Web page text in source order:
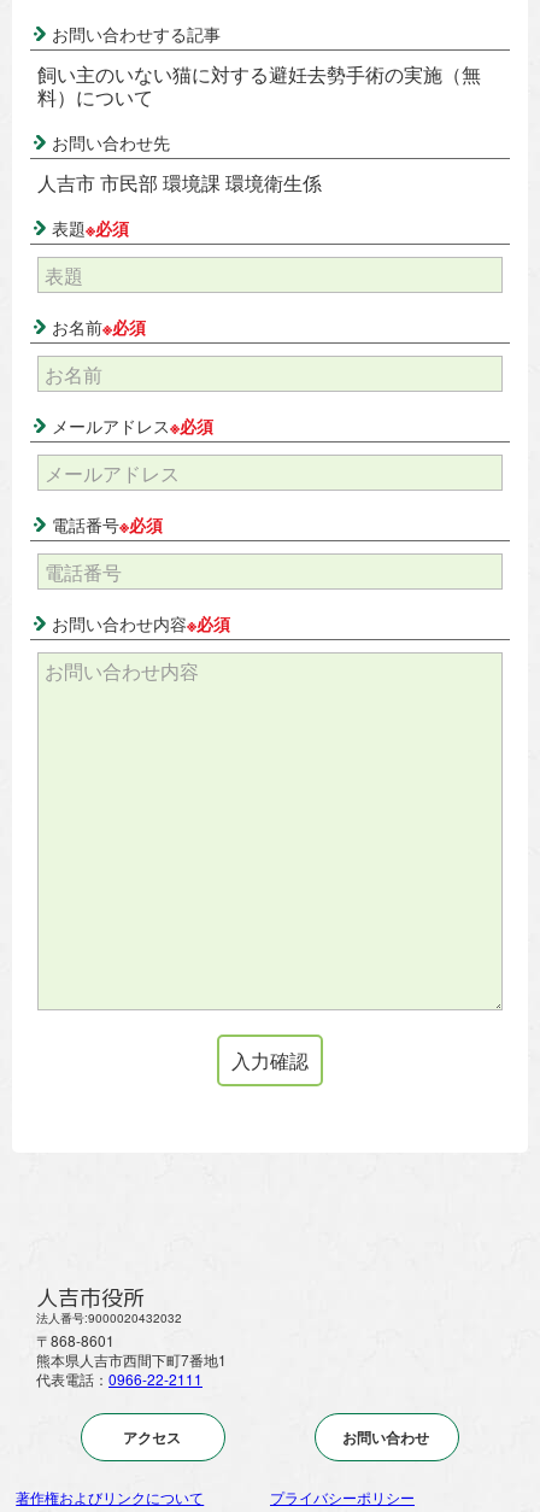
お問い合わせする記事
飼い主のいない猫に対する避妊去勢手術の実施（無
料）について
お問い合わせ先
人吉市 市民部 環境課 環境衛生係
表題※必須
お名前※必須
メールアドレス※必須
電話番号※必須
お問い合わせ内容※必須
人吉市役所
法人番号:9000020432032
〒868-8601
熊本県人吉市西間下町7番地1
代表電話： 0966-22-2111
アクセス お問い合わせ
著作権およびリンクについて
プライバシーポリシー